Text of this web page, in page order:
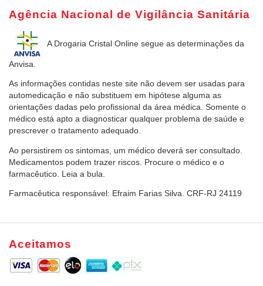
Agência Nacional de Vigilância Sanitária
A Drogaria Cristal Online segue as determinações da
Anvisa.
As informações contidas neste site não devem ser usadas para
automedicação e não substituem em hipótese alguma as
orientações dadas pelo profissional da área médica. Somente o
médico está apto a diagnosticar qualquer problema de saúde e
prescrever o tratamento adequado.
Ao persistirem os sintomas, um médico deverá ser consultado.
Medicamentos podem trazer riscos. Procure o médico e o
farmacêutico. Leia a bula.
Farmacêutica responsável: Efraim Farias Silva. CRF-RJ 24119
Aceitamos